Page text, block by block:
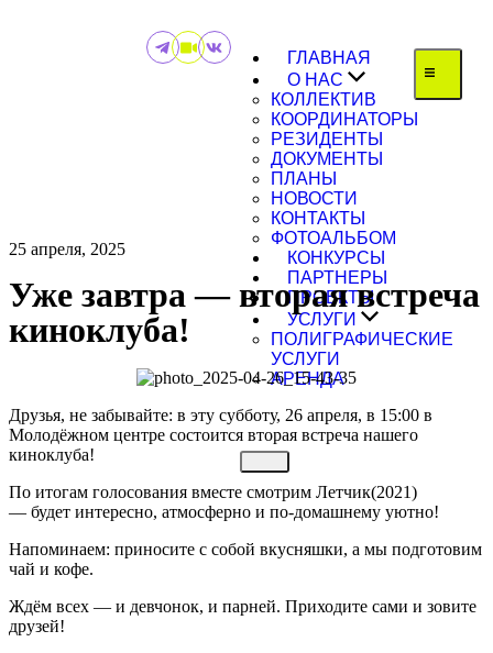
ГЛАВНАЯ
О НАС
КОЛЛЕКТИВ
КООРДИНАТОРЫ
РЕЗИДЕНТЫ
ДОКУМЕНТЫ
ПЛАНЫ
НОВОСТИ
КОНТАКТЫ
ФОТОАЛЬБОМ
КОНКУРСЫ
ПАРТНЕРЫ
ПРОЕКТЫ
УСЛУГИ
ПОЛИГРАФИЧЕСКИЕ
УСЛУГИ
АРЕНДА
25 апреля, 2025
Уже завтра — вторая встреча
киноклуба!
Друзья, не забывайте: в эту субботу, 26 апреля, в 15:00 в
Молодёжном центре состоится вторая встреча нашего
киноклуба!
По итогам голосования вместе смотрим Летчик(2021)
— будет интересно, атмосферно и по-домашнему уютно!
Напоминаем: приносите с собой вкусняшки, а мы подготовим
чай и кофе.
Ждём всех — и девчонок, и парней. Приходите сами и зовите
друзей!